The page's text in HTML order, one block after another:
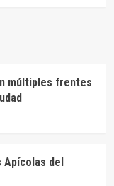
múltiples frentes
del